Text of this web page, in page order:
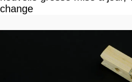
change